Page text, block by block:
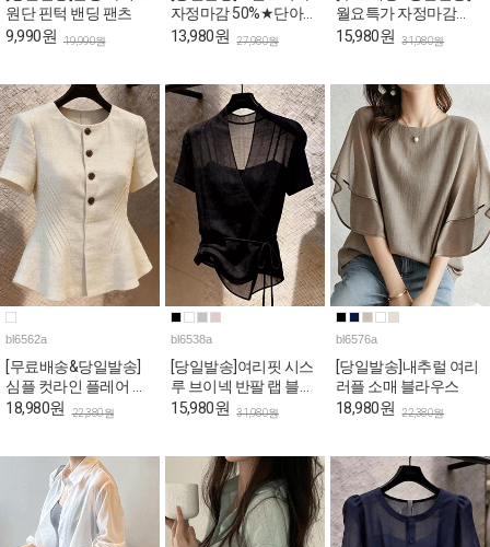
원단 핀턱 밴딩 팬츠
9,990원 19,990원
자정마감 50%★단아한
퍼플 리본랩 퍼프 블라
13,980원 27,980원
월요특가 자정마감
50%★여리핏 시스루
브이넥 랩 블라우스
15,980원 31,980원
bl6562a
[무료배송&당일발송]
심플 컷라인 플레어 반
팔 블라우스
18,980원 22,380원
bl6538a
[당일발송]여리핏 시스
루 브이넥 반팔 랩 블라
우스
15,980원 31,980원
bl6576a
[당일발송]내추럴 여리
러플 소매 블라우스
18,980원 22,380원